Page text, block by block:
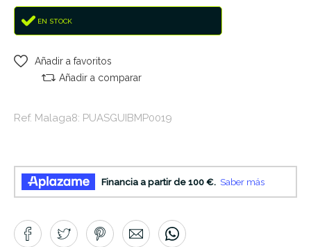
EN STOCK
Añadir a favoritos
Añadir a comparar
Ref. Malaga8: PUASGUIBMP0019